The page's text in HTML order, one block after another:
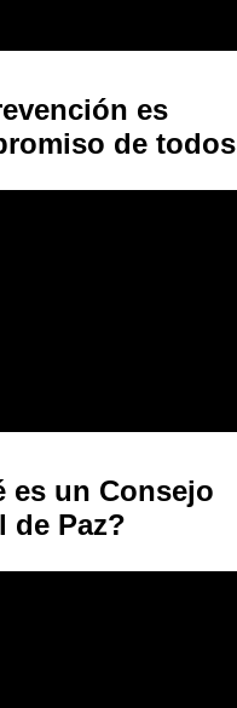
es
de todos
es un Consejo
de Paz?